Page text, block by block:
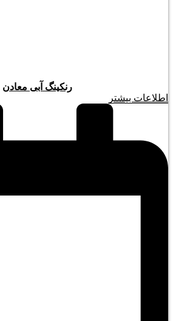
رنکینگ آبی معادن
اطلاعات بیشتر